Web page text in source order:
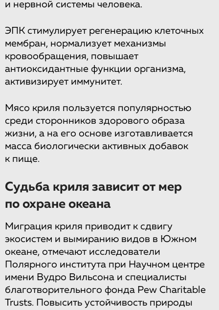
и нервной системы человека.
ЭПК стимулирует регенерацию клеточных
мембран, нормализует механизмы
кровообращения, повышает
антиоксидантные функции организма,
активизирует иммунитет.
Мясо криля пользуется популярностью
среди сторонников здорового образа
жизни, а на его основе изготавливается
масса биологически активных добавок
к пище.
Судьба криля зависит от мер
по охране океана
Миграция криля приводит к сдвигу
экосистем и вымиранию видов в Южном
океане, отмечают исследователи
Полярного института при Научном центре
имени Вудро Вильсона и специалисты
благотворительного фонда Pew Charitable
Trusts. Повысить устойчивость природы